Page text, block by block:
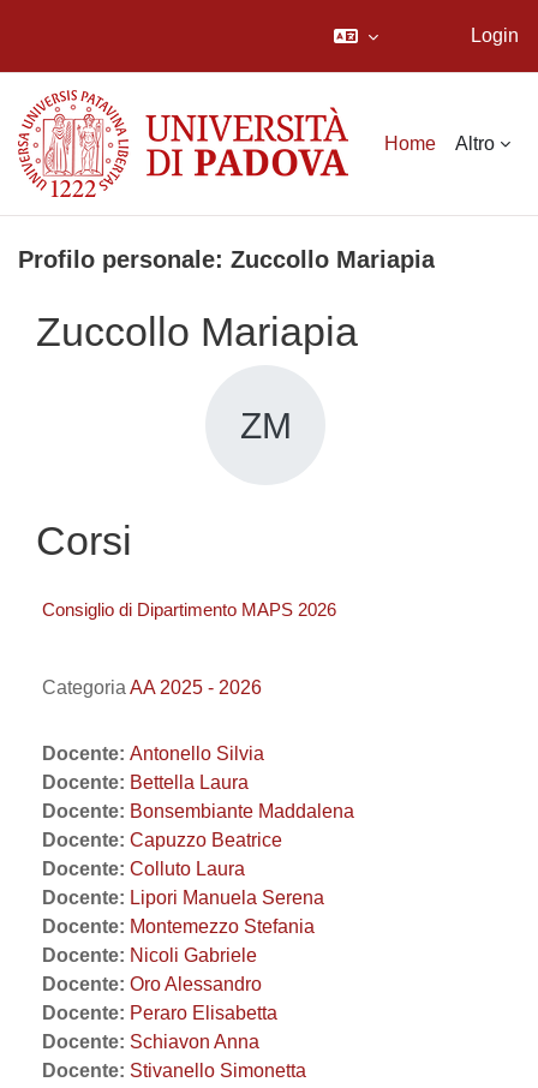
Login
Home Altro
Profilo personale: Zuccollo Mariapia
Zuccollo Mariapia
ZM
Corsi
Consiglio di Dipartimento MAPS 2026
Categoria AA 2025 - 2026
Docente: Antonello Silvia
Docente: Bettella Laura
Docente: Bonsembiante Maddalena
Docente: Capuzzo Beatrice
Docente: Colluto Laura
Docente: Lipori Manuela Serena
Docente: Montemezzo Stefania
Docente: Nicoli Gabriele
Docente: Oro Alessandro
Docente: Peraro Elisabetta
Docente: Schiavon Anna
Docente: Stivanello Simonetta